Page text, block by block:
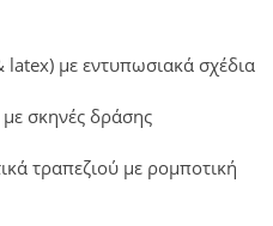
με εντυπωσιακά σχέδια
σκηνές δράσης
τραπεζιού με ρομποτική